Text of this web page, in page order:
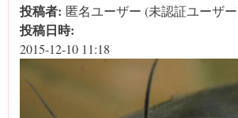
投稿者: 匿名ユーザー (未認証ユーザ
投稿日時:
2015-12-10 11:18